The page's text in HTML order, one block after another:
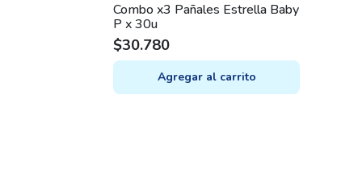
Combo x3 Pañales Estrella Baby
P x 30u
$30.780
Agregar al carrito